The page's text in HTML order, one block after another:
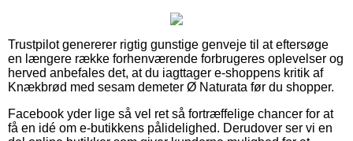
Trustpilot genererer rigtig gunstige genveje til at eftersøge
en længere række forhenværende forbrugeres oplevelser og
herved anbefales det, at du iagttager e-shoppens kritik af
Knækbrød med sesam demeter Ø Naturata før du shopper.
Facebook yder lige så vel ret så fortræffelige chancer for at
få en idé om e-butikkens pålidelighed. Derudover ser vi en